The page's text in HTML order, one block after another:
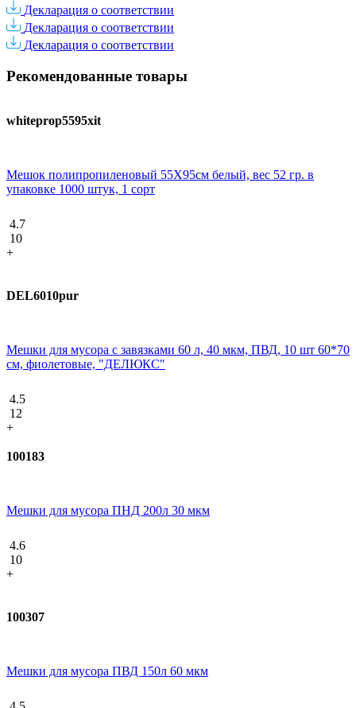
Декларация о соответствии
Декларация о соответствии
Декларация о соответствии
Рекомендованные товары
whiteprop5595xit
Мешок полипропиленовый 55Х95см белый, вес 52 гр. в
упаковке 1000 штук, 1 сорт
4.7
10
+
DEL6010pur
Мешки для мусора с завязками 60 л, 40 мкм, ПВД, 10 шт 60*70
см, фиолетовые, "ДЕЛЮКС"
4.5
12
+
100183
Мешки для мусора ПНД 200л 30 мкм
4.6
10
+
100307
Мешки для мусора ПВД 150л 60 мкм